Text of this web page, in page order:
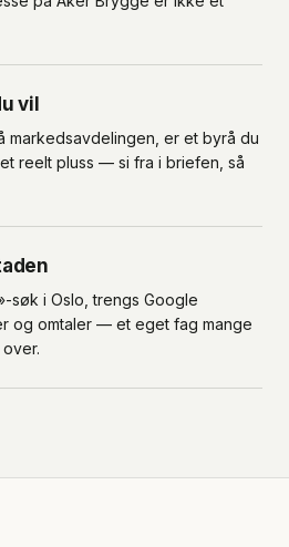
vil
markedsavdelingen, er et byrå du
reelt pluss — si fra i briefen, så
søk i Oslo, trengs Google
og omtaler — et eget fag mange